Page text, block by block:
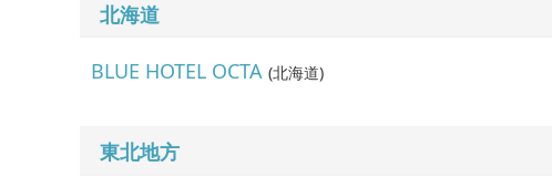
北海道
BLUE HOTEL OCTA (北海道)
東北地方